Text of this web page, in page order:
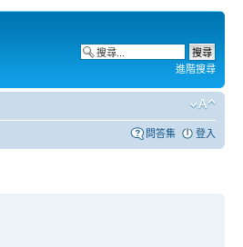
進階搜尋
問答集 登入